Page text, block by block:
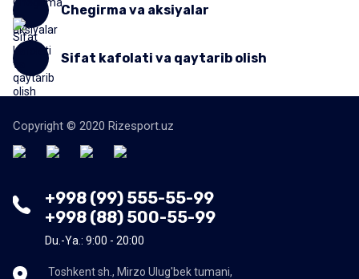
Chegirma va aksiyalar
Sifat kafolati va qaytarib olish
Copyright © 2020 Rizesport.uz
+998 (99) 555-55-99
+998 (88) 500-55-99
Du.-Ya.: 9:00 - 20:00
Toshkent sh., Mirzo Ulug'bek tumani,